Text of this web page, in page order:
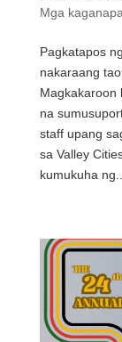
Mga
Pagkatapos
nakaraang
Magkakaroon
na
staff upang
sa Valley
kumukuha ng...